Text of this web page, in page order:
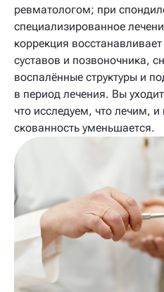
ревматологом; при
специализированное
коррекция
суставов и позвоночника,
воспалённые структуры и
в период лечения. Вы
что исследуем, что лечим, и
скованность уменьшается.